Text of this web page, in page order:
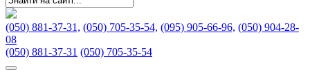
(050) 881-37-31, (050) 705-35-54, (095) 905-66-96, (050) 904-28-
08
(050) 881-37-31 (050) 705-35-54